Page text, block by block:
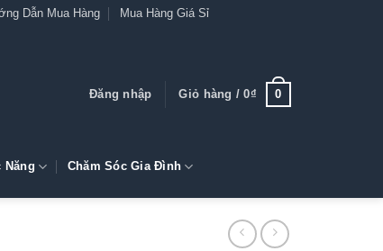
Dẫn Mua Hàng
Mua Hàng Giá Sỉ
Đăng nhập Giỏ hàng /0₫ 0
Năng Chăm Sóc Gia Đình